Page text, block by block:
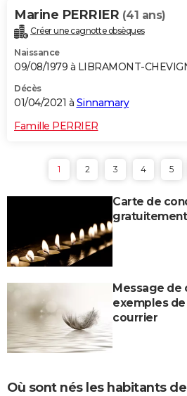
Marine PERRIER (41 ans)
Créer une cagnotte obsèques
Naissance
09/08/1979 à LIBRAMONT-
Décès
01/04/2021 à Sinnamary
Famille PERRIER
1 2 3 4 5
Carte de
Message de
exemples
courrier
Où sont nés les habitants